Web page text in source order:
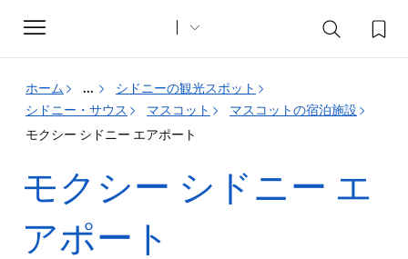
Toggle
navigation
ホーム ...
シドニーの観光スポット
シドニー・サウス
マスコット
マスコットの宿泊施設
モクシー シドニー エアポート
モクシー シドニー エ
アポート